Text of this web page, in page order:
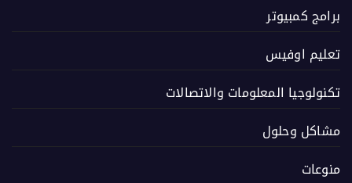
برامج كمبيوتر
تعليم اوفيس
تكنولوجيا المعلومات والاتصالات
مشاكل وحلول
منوعات